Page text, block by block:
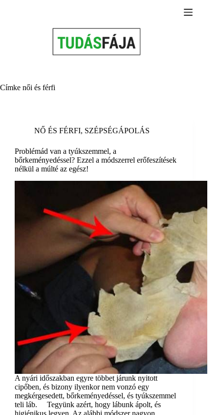
Címke női és férfi
NŐ ÉS FÉRFI, SZÉPSÉGÁPOLÁS
Problémád van a tyúkszemmel, a
bőrkeményedéssel? Ezzel a módszerrel erőfeszítések
nélkül a múlté az egész!
A nyári időszakban egyre többet járunk nyitott
cipőben, és bizony ilyenkor nem vonzó egy
megkérgesedett, bőrkeményedéssel, és tyúkszemmel
teli láb. Tegyünk azért, hogy lábunk ápolt, és
higiénikus legyen. Az alábbi módszer nagyon